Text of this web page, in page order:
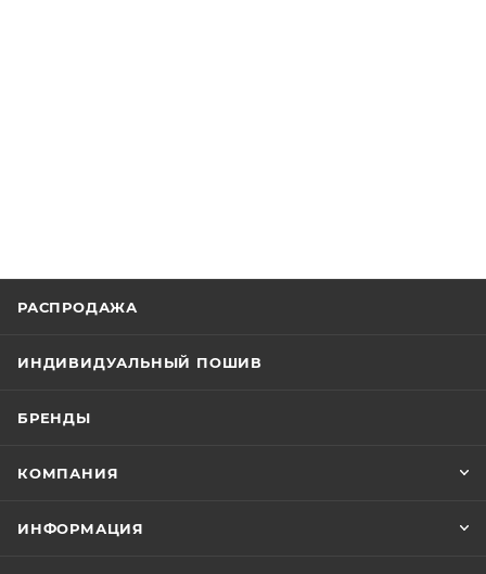
РАСПРОДАЖА
ИНДИВИДУАЛЬНЫЙ ПОШИВ
БРЕНДЫ
КОМПАНИЯ
ИНФОРМАЦИЯ